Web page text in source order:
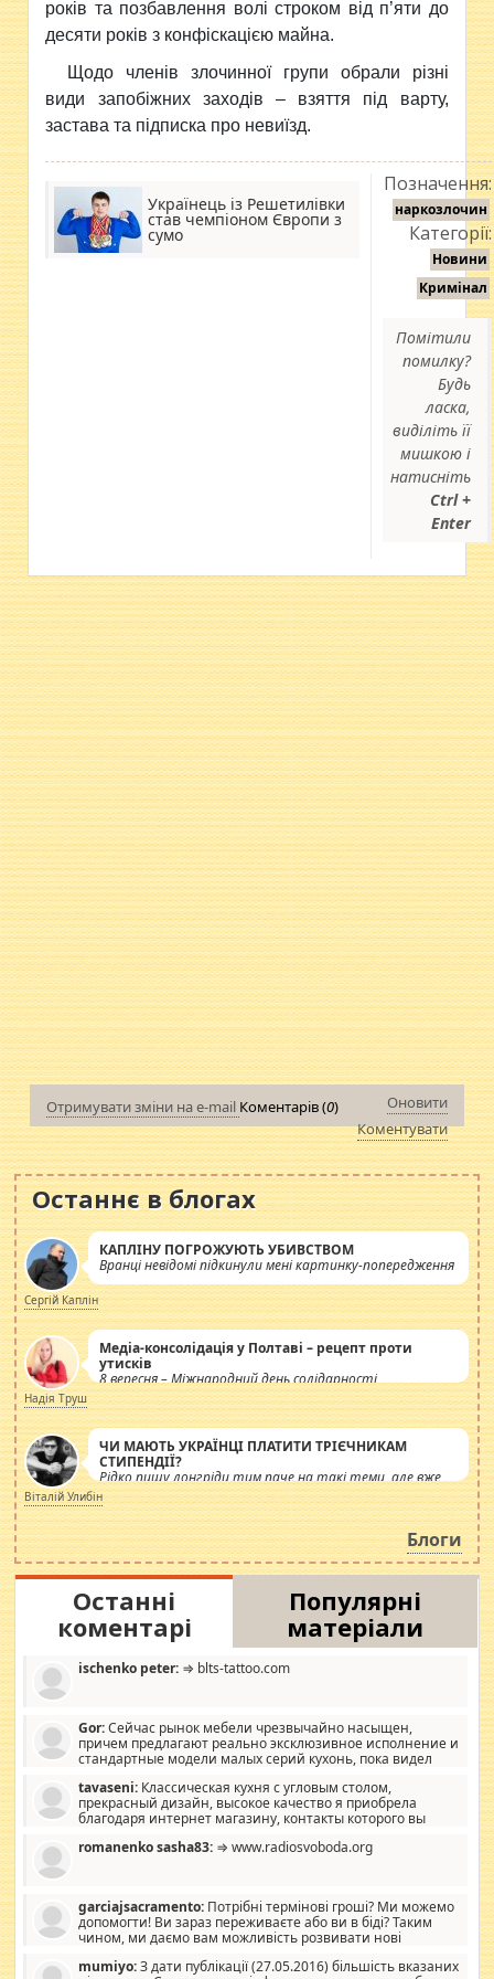
років та позбавлення волі строком від п’яти до
десяти років з конфіскацією майна.
Щодо членів злочинної групи обрали різні
види запобіжних заходів – взяття під варту,
застава та підписка про невиїзд.
Українець із Решетилівки
став чемпіоном Європи з
сумо
Позначення:
наркозлочин
Категорії:
Новини
Кримінал
Помітили
помилку?
Будь
ласка,
виділіть її
мишкою і
натисніть
Ctrl +
Enter
Отримувати зміни на e-mail Коментарів (0)
Оновити
Коментувати
Останнє в блогах
КАПЛІНУ ПОГРОЖУЮТЬ УБИВСТВОМ
Вранці невідомі підкинули мені картинку-попередження
Сергій Каплін
Медіа-консолідація у Полтаві – рецепт проти
утисків
8 вересня – Міжнародний день солідарності
журналістів.
Надія Труш
ЧИ МАЮТЬ УКРАЇНЦІ ПЛАТИТИ ТРІЄЧНИКАМ
СТИПЕНДІЇ?
Рідко пишу лонгріди тим паче на такі теми, але вже
просто дістало! Обурюють сьогоднішні інсенуації
навколо стипендіального питання. Штучно
роздувається ще одна соціальна катастрофа.
Віталій Улибін
Блоги
Останні
коментарі
Популярні
матеріали
ischenko peter: ⇒ blts-tattoo.com
Gor:Сейчас рынок мебели чрезвычайно насыщен,
причем предлагают реально эксклюзивное исполнение и
стандартные модели малых серий кухонь, пока видел
стандартные формы, в MebelOk, креативненько и что главное -
со вкусом все в порядке, без ненужных наворотов удорожающих
мебель, а это не последний фактор.
tavaseni: Классическая кухня с угловым столом,
прекрасный дизайн, высокое качество я приобрела
благодаря интернет магазину, контакты которого вы
romanenko sasha83: ⇒ www.radiosvoboda.org
garciajsacramento: Потрібні термінові гроші? Ми можемо
допомогти! Ви зараз переживаєте або ви в біді? Таким
чином, ми даємо вам можливість розвивати нові
допомагати людям, які намагаються дати їм шанс. Кожен
mumiyo:З дати публікації (27.05.2016) більшість вказаних